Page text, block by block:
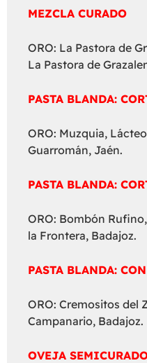
MEZCLA CURADO
ORO: La Pastora de
La Pastora de
PASTA BLANDA:
ORO: Muzquia,
Guarromán, Jaén.
PASTA BLANDA:
ORO: Bombón
la Frontera, Badajoz.
PASTA BLANDA:
ORO: Cremositos del
Campanario, Badajoz.
OVEJA